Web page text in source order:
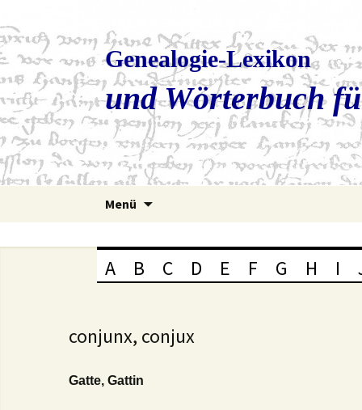
Genealogie-Lexikon
und Wörterbuch
Menü
A B C D E F G H I
conjunx, conjux
Gatte, Gattin